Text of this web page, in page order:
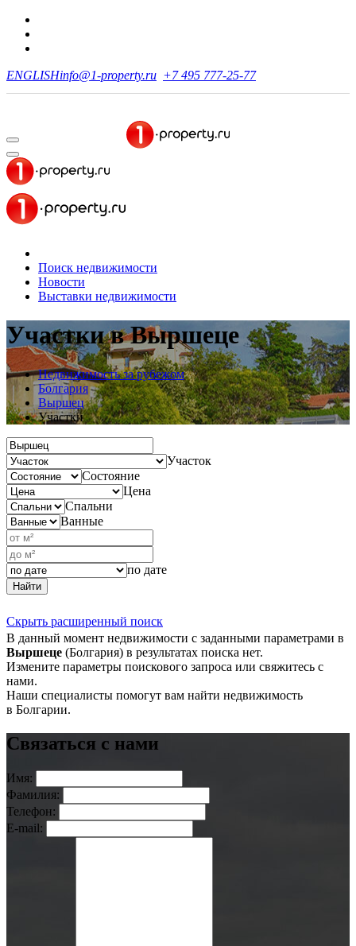
ENGLISHinfo@1-property.ru +7 495 777-25-77
Поиск недвижимости
Новости
Выставки недвижимости
Участкив Выршеце
Недвижимость за рубежом
Болгария
Выршец
Участки
Участок
Состояние
Цена
Спальни
Ванные
по дате
Найти
Скрыть расширенный поиск
В данный момент недвижимости с заданными параметрами в
Выршеце (Болгария) в результатах поиска нет.
Измените параметры поискового запроса или свяжитесь с
нами.
Наши специалисты помогут вам найти недвижимость
в Болгарии.
Связаться с нами
Имя:
Фамилия:
Телефон:
E-mail: